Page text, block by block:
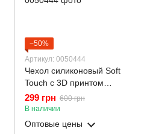
−50%
Артикул: 0050444
Чехол силиконовый Soft
Touch с 3D принтом
волшебной минни маус для
Xiaomi Redmi A2 бордовый
(Полная защита камеры)
299 грн 600 грн
В наличии
Оптовые цены